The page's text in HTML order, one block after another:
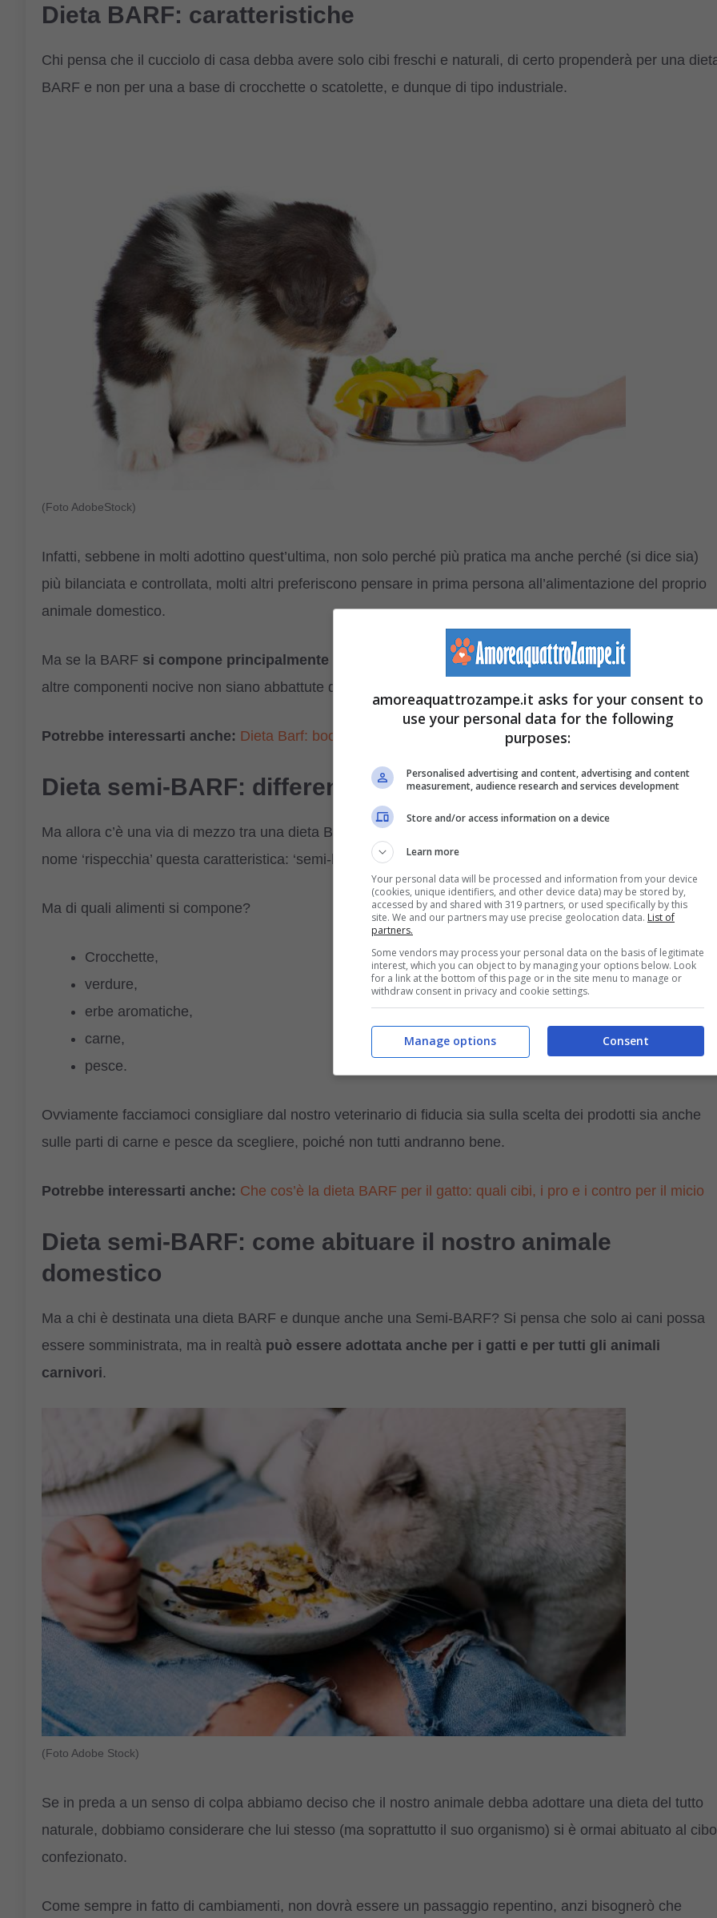
Dieta BARF: caratteristiche
Chi pensa che il cucciolo di casa debba avere solo cibi freschi e naturali, di certo propenderà per una
BARF e non per una a base di crocchette o scatolette, e dunque di tipo industriale.
(Foto AdobeStock)
Infatti, sebbene in molti adottino quest’ultima, non solo perché più pratica ma anche perché (si dice sia)
più bilanciata e controllata, molti altri preferiscono pensare in prima persona all’alimentazione del proprio
animale domestico.
Ma se la BARF si compone principalmente di alimenti crudi
, in primis la carne, il rischio che batteri e
altre componenti nocive non siano abbattute del tutto è alto.
Potrebbe interessarti anche: Dieta Barf: boom di macellerie specializzate per animali domestici
Dieta semi-BARF: differenze con la BARF
Ma allora c’è una via di mezzo tra una dieta BARF e una di tipo industriale? A quanto pare sì, e anche nel
nome ‘rispecchia’ questa caratteristica: ‘semi-barf’ quindi non del tutto BARF.
Ma di quali alimenti si compone?
Crocchette,
verdure,
erbe aromatiche,
carne,
pesce.
Ovviamente facciamoci consigliare dal nostro veterinario di fiducia sia sulla scelta dei prodotti sia anche
sulle parti di carne e pesce da scegliere, poiché non tutti andranno bene.
Potrebbe interessarti anche: Che cos’è la dieta BARF per il gatto: quali cibi, i pro e i contro per il micio
Dieta semi-BARF: come abituare il nostro animale
domestico
Ma a chi è destinata una dieta BARF e dunque anche una Semi-BARF? Si pensa che solo ai cani possa
essere somministrata, ma in realtà può essere adottata anche per i gatti e per tutti gli animali
carnivori.
(Foto Adobe Stock)
Se in preda a un senso di colpa abbiamo deciso che il nostro animale debba adottare una dieta del tutto
naturale, dobbiamo considerare che lui stesso (ma soprattutto il suo organismo) si è ormai abituato al cibo
confezionato.
Come sempre in fatto di cambiamenti, non dovrà essere un passaggio repentino, anzi bisognerò che
amoreaquattrozampe.it asks for your consent to
use your personal data for the following
purposes:
Personalised advertising and content, advertising and content
measurement, audience research and services development
Store and/or access information on a device
Learn more
Your personal data will be processed and information from your device
(cookies, unique identifiers, and other device data) may be stored by,
accessed by and shared with 319 partners, or used specifically by this
site. We and our partners may use precise geolocation data. List of
partners.
Some vendors may process your personal data on the basis of legitimate
interest, which you can object to by managing your options below. Look
for a link at the bottom of this page or in the site menu to manage or
withdraw consent in privacy and cookie settings.
Consent
Manage options